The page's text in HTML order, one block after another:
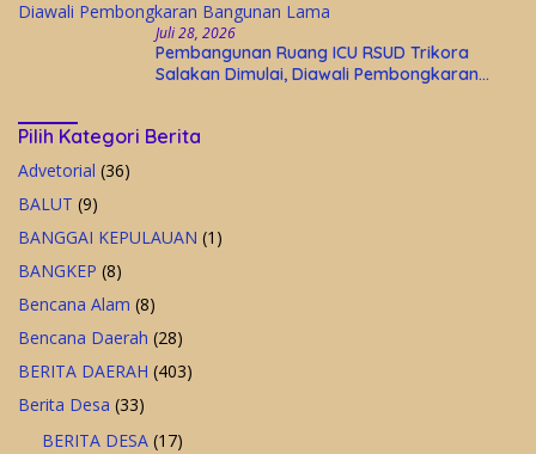
Juli 28, 2026
Pembangunan Ruang ICU RSUD Trikora
Salakan Dimulai, Diawali Pembongkaran
Pilih Kategori Berita
Advetorial (36)
BALUT (9)
BANGGAI KEPULAUAN (1)
BANGKEP (8)
Bencana Alam (8)
Bencana Daerah (28)
BERITA DAERAH (403)
Berita Desa (33)
BERITA DESA (17)